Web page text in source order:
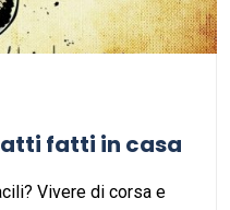
fatti in casa
Vivere di corsa e